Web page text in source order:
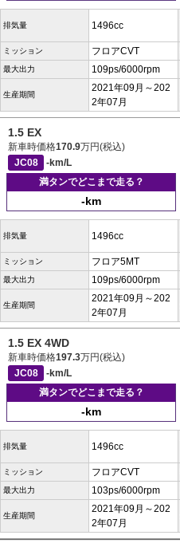
排気量 1496cc
ミッション フロアCVT
最大出力 109ps/6000rpm
生産期間
2021年09月～202
2年07月
1.5 EX
新車時価格170.9万円(税込)
JC08
-km/L
満タンでどこまで走る？
-km
排気量 1496cc
ミッション フロア5MT
最大出力 109ps/6000rpm
生産期間
2021年09月～202
2年07月
1.5 EX 4WD
新車時価格197.3万円(税込)
JC08
-km/L
満タンでどこまで走る？
-km
排気量 1496cc
ミッション フロアCVT
最大出力 103ps/6000rpm
生産期間
2021年09月～202
2年07月